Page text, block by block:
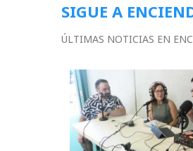
SIGUE A
ÚLTIMAS NOTICIAS EN